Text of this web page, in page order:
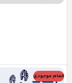
اتمام موجودی